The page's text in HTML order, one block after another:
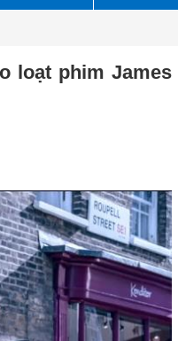
loạt phim James